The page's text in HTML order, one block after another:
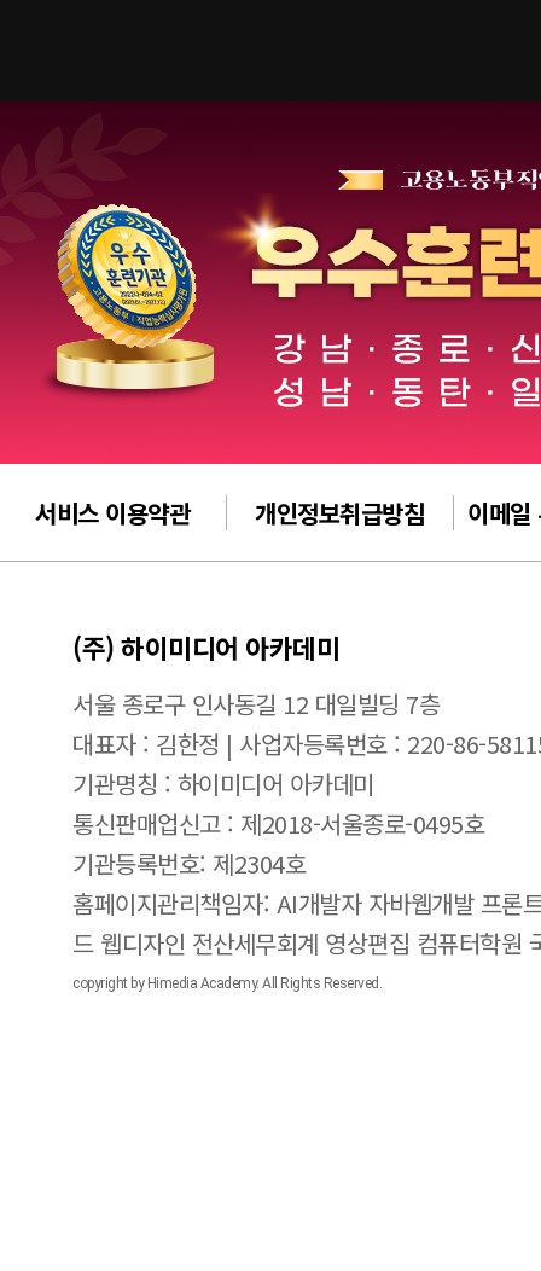
서비스 이용약관 개인정보취급방침 이메일
(주) 하이미디어 아카데미
서울 종로구 인사동길 12 대일빌딩 7층
대표자 : 김한정 | 사업자등록번호 : 220-86-
기관명칭 : 하이미디어 아카데미
통신판매업신고 : 제2018-서울종로-0495호
기관등록번호: 제2304호
홈페이지관리책임자: AI개발자 자바웹개발 프론
드 웹디자인 전산세무회계 영상편집 컴퓨터학원
copyright by Himedia Academy. All Rights Reserved.